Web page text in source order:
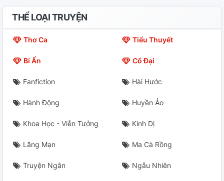
THỂ LOẠI TRUYỆN
Thơ Ca Tiểu Thuyết
Bí Ẩn Cổ Đại
Fanfiction Hài Hước
Hành Động Huyền Ảo
Khoa Học - Viễn Tưởng Kinh Dị
Lãng Mạn Ma Cà Rồng
Truyện Ngắn Ngẫu Nhiên